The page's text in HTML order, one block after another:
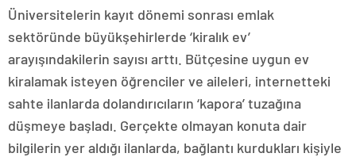
Üniversitelerin kayıt dönemi sonrası emlak
sektöründe büyükşehirlerde ‘kiralık ev’
arayışındakilerin sayısı arttı. Bütçesine uygun ev
kiralamak isteyen öğrenciler ve aileleri, internetteki
sahte ilanlarda dolandırıcıların ‘kapora’ tuzağına
düşmeye başladı. Gerçekte olmayan konuta dair
bilgilerin yer aldığı ilanlarda, bağlantı kurdukları kişiyle